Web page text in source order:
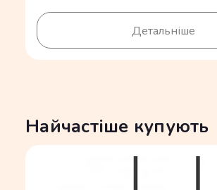
Детальніше
Найчастіше купують